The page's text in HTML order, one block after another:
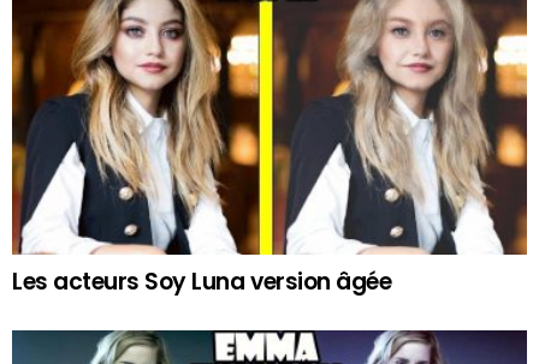
Les acteurs Soy Luna version âgée